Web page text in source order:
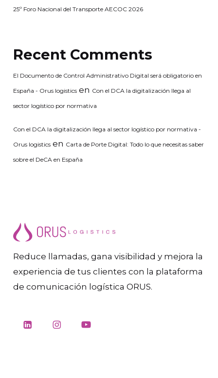
25º Foro Nacional del Transporte AECOC 2026
Recent Comments
El Documento de Control Administrativo Digital será obligatorio en
España - Orus logisticsen Con el DCA la digitalización llega al
sector logístico por normativa
Con el DCA la digitalización llega al sector logístico por normativa -
Orus logisticsen Carta de Porte Digital: Todo lo que necesitas saber
sobre el DeCA en España
Reduce llamadas, gana visibilidad y mejora la
experiencia de tus clientes con la plataforma
de comunicación logística ORUS.